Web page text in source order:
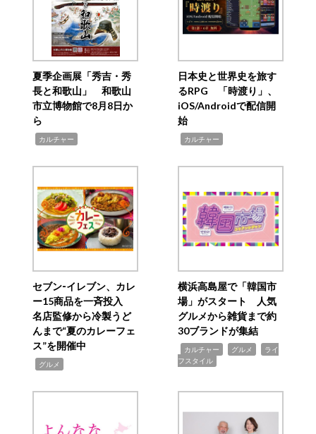
夏季企画展「秀吉・秀
長と和歌山」 和歌山
市立博物館で8月8日か
ら
カルチャー
日本史と世界史を旅す
るRPG 「時渡り」、
iOS/Androidで配信開
始
カルチャー
セブン‐イレブン、カレ
ー15商品を一斉投入
名店監修から冷製うど
んまで“夏のカレーフェ
ス”を開催中
グルメ
横浜高島屋で「韓国市
場」がスタート 人気
グルメから雑貨まで約
30ブランドが集結
カルチャー グルメ
ライ
フスタイル